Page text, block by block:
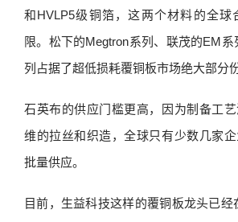
和HVLP5级铜箔，这两个材料的全球
限。松下的Megtron系列、联茂的EM
列占据了超低损耗覆铜板市场绝大部分份
石英布的供应门槛更高，因为制备工
维的拉丝和织造，全球只有少数几家
批量供应。
目前，生益科技这样的覆铜板龙头已